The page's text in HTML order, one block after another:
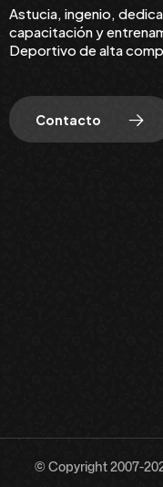
Astucia, ingenio,
capacitación y
Deportivo de alta
Contacto
© Copyright 2007-